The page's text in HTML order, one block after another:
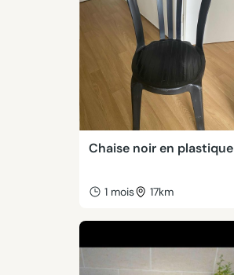
Chaise noir en plastique
1 mois 17km